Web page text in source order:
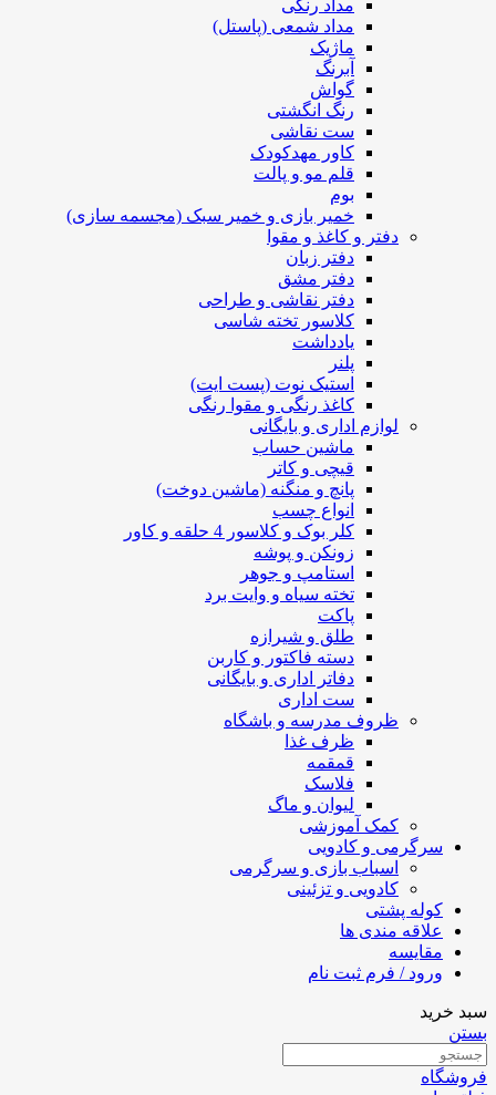
مداد رنگی
مداد شمعی (پاستل)
ماژیک
آبرنگ
گواش
رنگ انگشتی
ست نقاشی
کاور مهدکودک
قلم مو و پالت
بوم
خمیر بازی و خمیر سبک (مجسمه سازی)
دفتر و کاغذ و مقوا
دفتر زبان
دفتر مشق
دفتر نقاشی و طراحی
کلاسور تخته شاسی
یادداشت
پلنر
استیک نوت (پست ایت)
کاغذ رنگی و مقوا رنگی
لوازم اداری و بایگانی
ماشین حساب
قیچی و کاتر
پانچ و منگنه (ماشین دوخت)
انواع چسب
کلر بوک و کلاسور 4 حلقه و کاور
زونکن و پوشه
استامپ و جوهر
تخته سیاه و وایت برد
پاکت
طلق و شیرازه
دسته فاکتور و کاربن
دفاتر اداری و بایگانی
ست اداری
ظروف مدرسه و باشگاه
ظرف غذا
قمقمه
فلاسک
لیوان و ماگ
کمک آموزشی
سرگرمی و کادویی
اسباب بازی و سرگرمی
کادویی و تزئینی
کوله پشتی
علاقه مندی ها
مقایسه
ورود / فرم ثبت نام
سبد خرید
بستن
فروشگاه